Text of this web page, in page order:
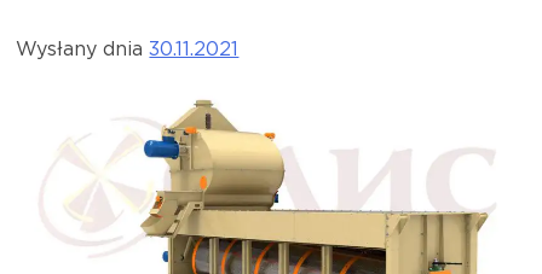
Wysłany dnia30.11.2021